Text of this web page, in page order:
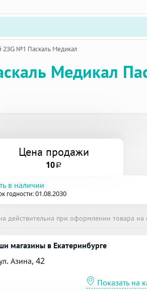
23G №1 Паскаль Медикал
Медикал
Цена продажи
10a
в наличии
годности: 01.08.2030
действительна при оформлении товара на
магазины в Екатеринбурге
Азина, 42
Показать на